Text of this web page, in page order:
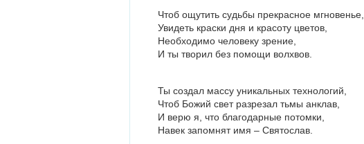
Чтоб ощутить судьбы прекрасное мгновенье,
Увидеть краски дня и красоту цветов,
Необходимо человеку зрение,
И ты творил без помощи волхвов.
Ты создал массу уникальных технологий,
Чтоб Божий свет разрезал тьмы анклав,
И верю я, что благодарные потомки,
Навек запомнят имя – Святослав.